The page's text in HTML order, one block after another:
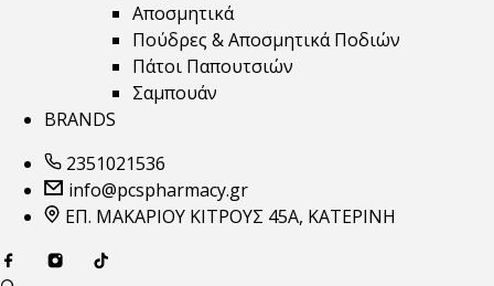
Αποσμητικά
Πούδρες & Αποσμητικά Ποδιών
Πάτοι Παπουτσιών
Σαμπουάν
BRANDS
2351021536
info@pcspharmacy.gr
ΕΠ. ΜΑΚΑΡΙΟΥ ΚΙΤΡΟΥΣ 45Α, ΚΑΤΕΡΙΝΗ